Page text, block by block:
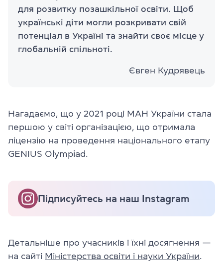
для розвитку позашкільної освіти. Щоб
українські діти могли розкривати свій
потенціал в Україні та знайти своє місце у
глобальній спільноті.
Євген Кудрявець
Нагадаємо, що у 2021 році МАН України стала
першою у світі організацією, що отримала
ліцензію на проведення національного етапу
GENIUS Olympiad.
Підписуйтесь на наш Instagram
Детальніше про учасників і їхні досягнення —
на сайті Міністерства освіти і науки України.